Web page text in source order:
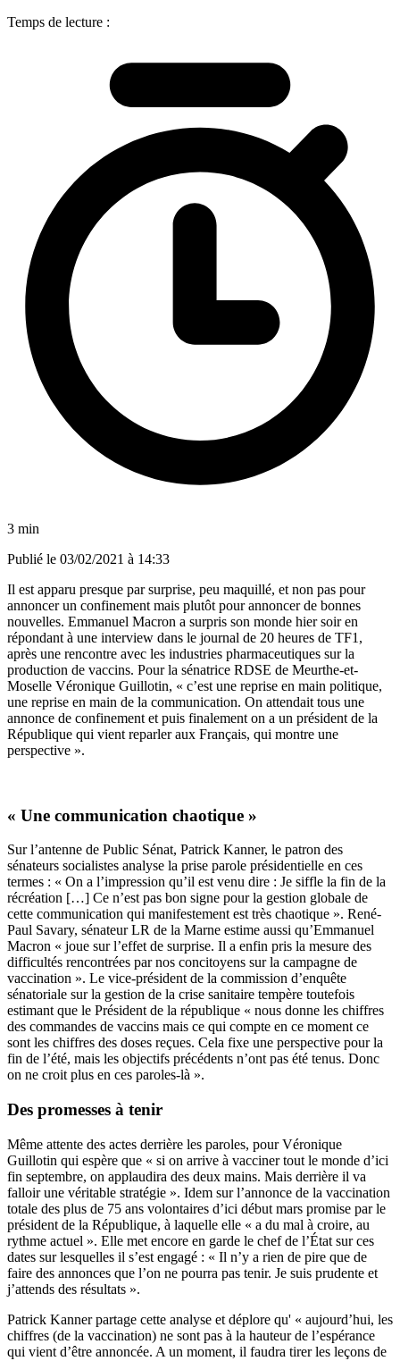
Temps de lecture :
3 min
Publié le 03/02/2021 à 14:33
Il est apparu presque par surprise, peu maquillé, et non pas pour
annoncer un confinement mais plutôt pour annoncer de bonnes
nouvelles. Emmanuel Macron a surpris son monde hier soir en
répondant à une interview dans le journal de 20 heures de TF1,
après une rencontre avec les industries pharmaceutiques sur la
production de vaccins. Pour la sénatrice RDSE de Meurthe-et-
Moselle Véronique Guillotin, « c’est une reprise en main politique,
une reprise en main de la communication. On attendait tous une
annonce de confinement et puis finalement on a un président de la
République qui vient reparler aux Français, qui montre une
perspective ».
« Une communication chaotique »
Sur l’antenne de Public Sénat, Patrick Kanner, le patron des
sénateurs socialistes analyse la prise parole présidentielle en ces
termes : « On a l’impression qu’il est venu dire : Je siffle la fin de la
récréation […] Ce n’est pas bon signe pour la gestion globale de
cette communication qui manifestement est très chaotique ». René-
Paul Savary, sénateur LR de la Marne estime aussi qu’Emmanuel
Macron « joue sur l’effet de surprise. Il a enfin pris la mesure des
difficultés rencontrées par nos concitoyens sur la campagne de
vaccination ». Le vice-président de la commission d’enquête
sénatoriale sur la gestion de la crise sanitaire tempère toutefois
estimant que le Président de la république « nous donne les chiffres
des commandes de vaccins mais ce qui compte en ce moment ce
sont les chiffres des doses reçues. Cela fixe une perspective pour la
fin de l’été, mais les objectifs précédents n’ont pas été tenus. Donc
on ne croit plus en ces paroles-là ».
Des promesses à tenir
Même attente des actes derrière les paroles, pour Véronique
Guillotin qui espère que « si on arrive à vacciner tout le monde d’ici
fin septembre, on applaudira des deux mains. Mais derrière il va
falloir une véritable stratégie ». Idem sur l’annonce de la vaccination
totale des plus de 75 ans volontaires d’ici début mars promise par le
président de la République, à laquelle elle « a du mal à croire, au
rythme actuel ». Elle met encore en garde le chef de l’État sur ces
dates sur lesquelles il s’est engagé : « Il n’y a rien de pire que de
faire des annonces que l’on ne pourra pas tenir. Je suis prudente et
j’attends des résultats ».
Patrick Kanner partage cette analyse et déplore qu' « aujourd’hui, les
chiffres (de la vaccination) ne sont pas à la hauteur de l’espérance
qui vient d’être annoncée. A un moment, il faudra tirer les leçons de